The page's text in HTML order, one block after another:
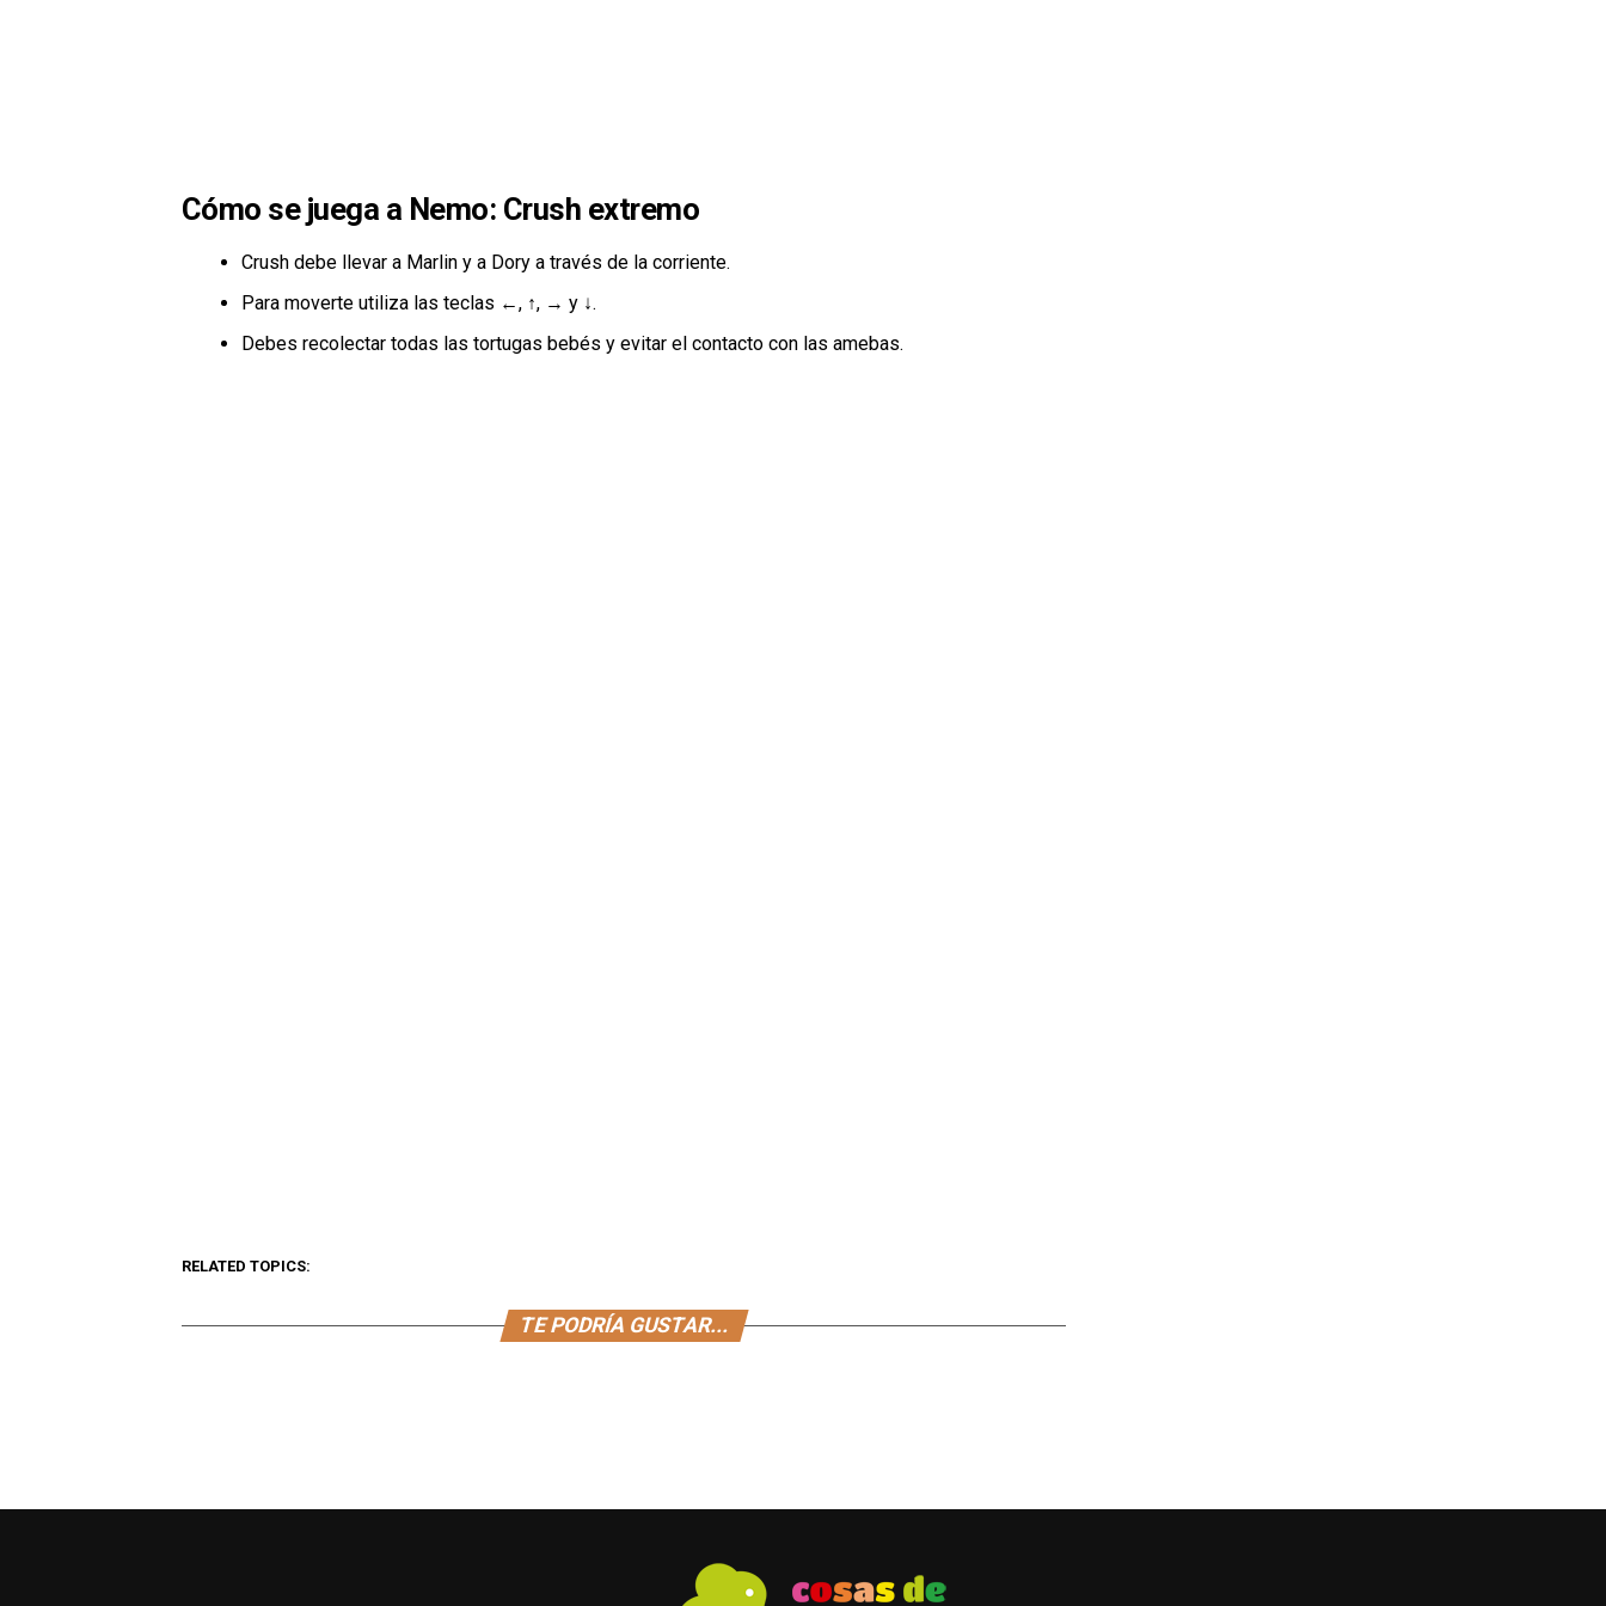
Cómo se juega a Nemo: Crush extremo
Crush debe llevar a Marlin y a Dory a través de la corriente.
Para moverte utiliza las teclas ←, ↑, → y ↓.
Debes recolectar todas las tortugas bebés y evitar el contacto con las amebas.
RELATED TOPICS:
TE PODRÍA GUSTAR...